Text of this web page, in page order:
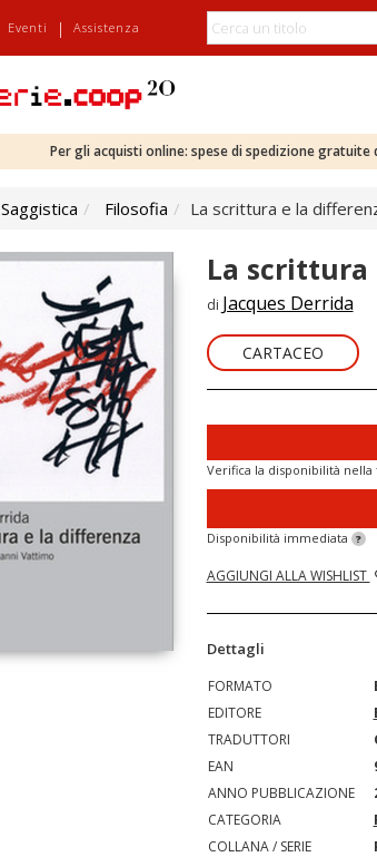
Eventi | Assistenza
Per gli acquisti online: spese di spedizione
Saggistica Filosofia La scrittura e la
La scrittura
di Jacques Derrida
CARTACEO
Verifica la disponibilità
Disponibilità immediata ?
AGGIUNGI ALLA WISHLIST
Dettagli
FORMATO
EDITORE
TRADUTTORI
EAN
ANNO PUBBLICAZIONE
CATEGORIA
COLLANA / SERIE